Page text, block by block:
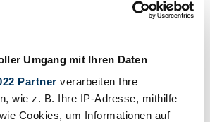
Umgang mit Ihren Daten
Partner verarbeiten Ihre
wie z. B. Ihre IP-Adresse, mithilfe
Cookies, um Informationen auf
570CK
años